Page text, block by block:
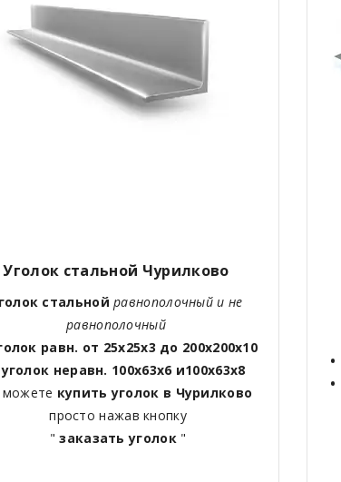
Уголок стальной Чурилково
стальной равнополочный и не
равнополочный
равн. от 25х25х3 до 200х200х10
уголок неравн. 100х63х6 и100х63х8
купить уголок в Чурилково
просто нажав кнопку
" заказать уголок"